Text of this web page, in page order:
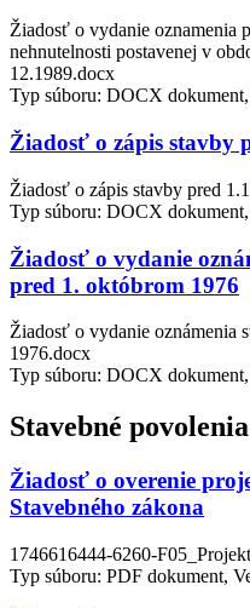
Žiadosť o vydanie oznamenia
nehnutelnosti postavenej v
12.1989.docx
Typ súboru: DOCX
Žiadosť o zápis stavby
Žiadosť o zápis stavby pred
Typ súboru: DOCX
Žiadosť o vydanie
pred 1. októbrom 1976
Žiadosť o vydanie oznámenia
1976.docx
Typ súboru: DOCX
Stavebné povolenia
Žiadosť o overenie
Stavebného zákona
1746616444-6260-
Typ súboru: PDF dokument,